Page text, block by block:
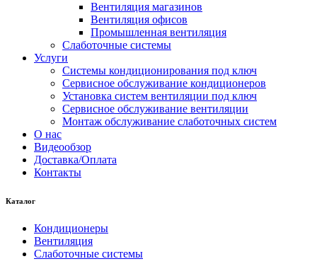
Вентиляция магазинов
Вентиляция офисов
Промышленная вентиляция
Слаботочные системы
Услуги
Системы кондиционирования под ключ
Сервисное обслуживание кондиционеров
Установка систем вентиляции под ключ
Сервисное обслуживание вентиляции
Монтаж обслуживание слаботочных систем
О нас
Видеообзор
Доставка/Оплата
Контакты
Каталог
Кондиционеры
Вентиляция
Слаботочные системы